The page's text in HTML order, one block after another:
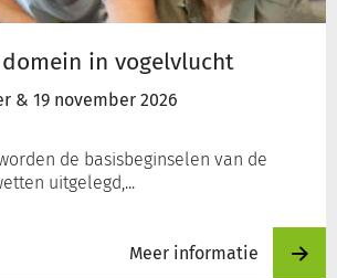
in vogelvlucht
& 19 november 2026
de basisbeginselen van de
uitgelegd,...
Meer informatie